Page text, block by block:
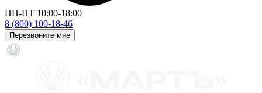
ПН-ПТ 10:00-18:00
8 (800) 100-18-46
Перезвоните мне